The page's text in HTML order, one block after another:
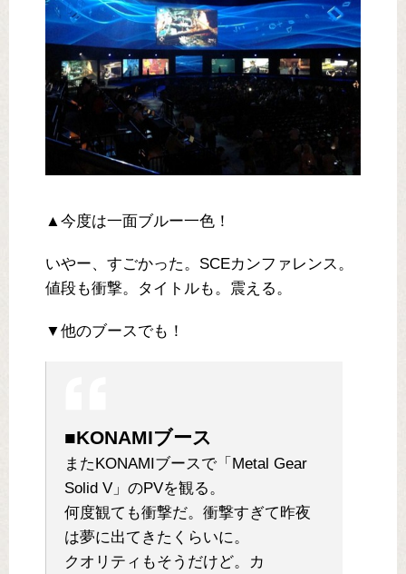
▲今度は一面ブルー一色！
いやー、すごかった。SCEカンファレンス。
値段も衝撃。タイトルも。震える。
▼他のブースでも！
■KONAMIブース
またKONAMIブースで「Metal Gear
Solid V」のPVを観る。
何度観ても衝撃だ。衝撃すぎて昨夜
は夢に出てきたくらいに。
クオリティもそうだけど。カ